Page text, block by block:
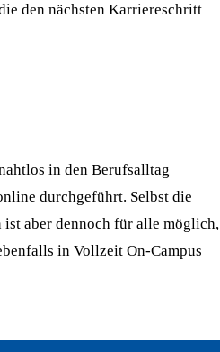
den nächsten Karriereschritt
in den Berufsalltag
durchgeführt. Selbst die
aber dennoch für alle möglich,
in Vollzeit On-Campus